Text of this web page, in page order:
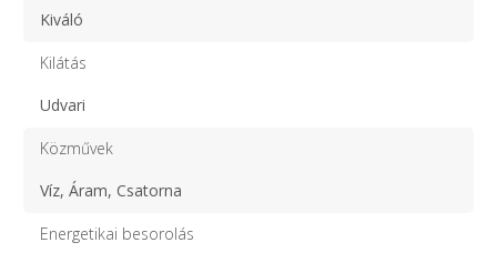
Kiváló
Kilátás
Udvari
Közművek
Víz, Áram, Csatorna
Energetikai besorolás